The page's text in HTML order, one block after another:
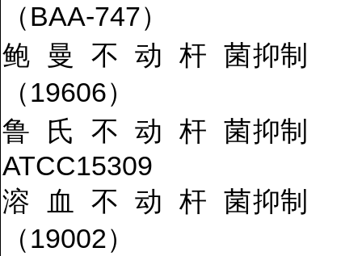
（BAA-747）
鲍曼不动杆菌
（19606）
抑制
鲁氏不动杆菌
ATCC15309
抑制
溶血不动杆菌
（19002）
抑制